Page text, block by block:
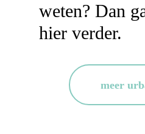
weten? Dan
hier verder.
meer